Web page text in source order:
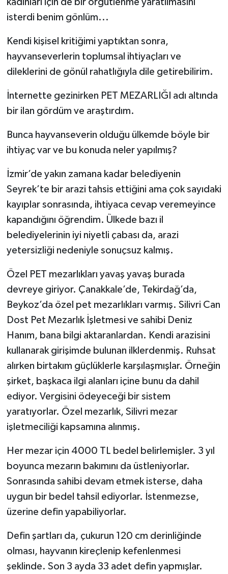
isterdi benim gönlüm...
Kendi kişisel kritiğimi yaptıktan sonra,
hayvanseverlerin toplumsal ihtiyaçları ve
dileklerini de gönül rahatlığıyla dile getirebilirim.
İnternette gezinirken PET MEZARLIĞI adı altında
bir ilan gördüm ve araştırdım.
Bunca hayvanseverin olduğu ülkemde böyle bir
ihtiyaç var ve bu konuda neler yapılmış?
İzmir’de yakın zamana kadar belediyenin
Seyrek’te bir arazi tahsis ettiğini ama çok sayıdaki
kayıplar sonrasında, ihtiyaca cevap veremeyince
kapandığını öğrendim. Ülkede bazı il
belediyelerinin iyi niyetli çabası da, arazi
yetersizliği nedeniyle sonuçsuz kalmış.
Özel PET mezarlıkları yavaş yavaş burada
devreye giriyor. Çanakkale’de, Tekirdağ’da,
Beykoz’da özel pet mezarlıkları varmış. Silivri Can
Dost Pet Mezarlık İşletmesi ve sahibi Deniz
Hanım, bana bilgi aktaranlardan. Kendi arazisini
kullanarak girişimde bulunan ilklerdenmiş. Ruhsat
alırken birtakım güçlüklerle karşılaşmışlar. Örneğin
şirket, başkaca ilgi alanları içine bunu da dahil
ediyor. Vergisini ödeyeceği bir sistem
yaratıyorlar. Özel mezarlık, Silivri mezar
işletmeciliği kapsamına alınmış.
Her mezar için 4000 TL bedel belirlemişler. 3 yıl
boyunca mezarın bakımını da üstleniyorlar.
Sonrasında sahibi devam etmek isterse, daha
uygun bir bedel tahsil ediyorlar. İstenmezse,
üzerine defin yapabiliyorlar.
Defin şartları da, çukurun 120 cm derinliğinde
olması, hayvanın kireçlenip kefenlenmesi
şeklinde. Son 3 ayda 33 adet defin yapmışlar.